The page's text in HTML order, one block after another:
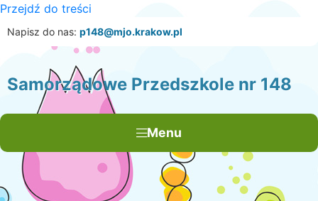
Przejdź do treści
Napisz do nas: p148@mjo.krakow.pl
Samorządowe Przedszkole nr 148
Menu